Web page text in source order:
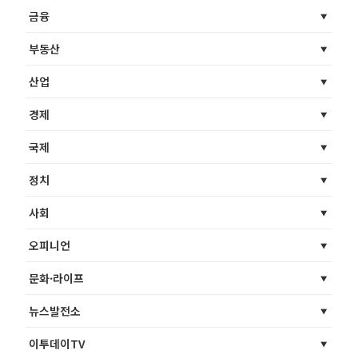
금융
부동산
산업
경제
국제
정치
사회
오피니언
문화·라이프
뉴스발전소
이투데이TV